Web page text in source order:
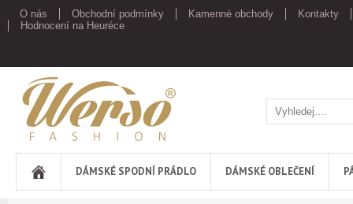
O nás Obchodní podmínky Kamenné obchody
Kontakty
Hodnocení na Heuréce
Werso
DÁMSKÉ SPODNÍ PRÁDLO DÁMSKÉ OBLEČENÍ